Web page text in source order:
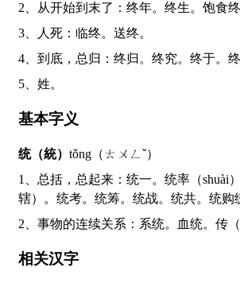
2、从开始到末了：终年。终生。饱食终
3、人死：临终。送终。
4、到底，总归：终归。终究。终于。
5、姓。
基本字义
统（統） tǒng（ㄊㄨㄥˇ）
1、总括，总起来：统一。统率（shuài）。统帅。统摄（统
辖）。统考。统筹。统战。统共。统购
2、事物的连续关系：系统。血统。传
相关汉字